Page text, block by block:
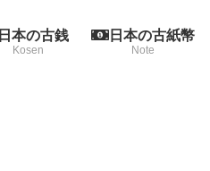
日本の古銭
Kosen
日本の古紙幣
Note